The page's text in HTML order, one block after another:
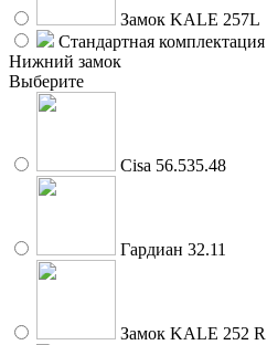
Замок KALE 257L
Стандартная комплектация
Нижний замок
Выберите
Cisa 56.535.48
Гардиан 32.11
Замок KALE 252 R